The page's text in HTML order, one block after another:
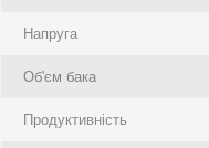
Напруга
Об'єм бака
Продуктивність